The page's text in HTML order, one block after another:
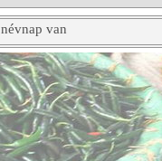
névnap van